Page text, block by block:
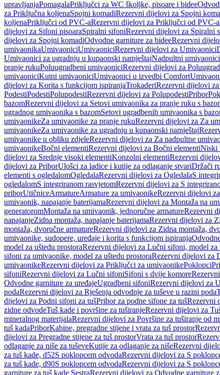
upravljanjaPomagalaPriključci za WC školjke, pisoare i bidee
za Priključna koljenaSpojni komadiRezervni dijelovi za Spojni
koljenaPriključci od PVC-aRezervni dijelovi za Priključci od PVC-a
dijelovi za Sifoni pisoaraSpiralni sifoniRezervni dijelovi za Spiralni
dijelovi za Spojni komadiOdvodne garniture za bideeRezervni
umivaonikaUmivaoniciUmivaoniciRezervni dijelovi za Umivaonici
Umivaonici za ugradnju u kupaonski namještajNadpultni umivaonici
pranje rukuPoluugradbeni umivaoniciRezervni dijelovi za
umivaoniciKutni umivaoniciUmivaonici u izvedbi Comfort
dijelovi za Korita s funkcijom ispiranjaTrokaderiRezervni dijelovi
PodestiPodestiPolupodestiRezervni dijelovi za PolupodestiPribor
bazomRezervni dijelovi za Setovi umivaonika za pranje ruku s
ugradnog umivaonika s bazomSetovi ugradbenih umivaonika s
umivaonikeZa umivaonike za pranje rukuRezervni dijelovi za Za
umivaonikeZa umivaonike za ugradnju u kupaonski namještaj
umivaonike u obliku zdjeleRezervni dijelovi za Za nadpultne
umivaonikeBočni elementiRezervni dijelovi za Bočni elementiNiski
dijelovi za Srednje visoki elementiKonzolni elementiRezervni
dijelovi za PriborUlošci za ladice i kutije za odlaganje stvariDržači
elementi s ogledalomOgledalaRezervni dijelovi za OgledalaS
ogledalomS integriranom rasvjetomRezervni dijelovi za S
priborUtičniceArmatureArmature za umivaonikeRezervni dijelovi
umivaonik, napajanje baterijamaRezervni dijelovi za Montaža na
generatoromMontaža na umivaonik, jednoručne armatureRezervni
napajanjeZidna montaža, napajanje baterijamaRezervni dijelovi za
montaža, dvoručne armatureRezervni dijelovi za Zidna montaža,
umivaonike, sudopere, uređaje i korita s funkcijom ispiranja
model za uštedu prostoraRezervni dijelovi za Lučni sifoni, model za
sifoni za umivaonike, model za uštedu prostoraRezervni dijelovi za
umivaonikeRezervni dijelovi za Priključci za umivaonikePoklopci
sifoniRezervni dijelovi za Lučni sifoniSifoni s dvije komore
Odvodne garniture za uređajeUgradbeni sifoniRezervni dijelovi za
podaRezervni dijelovi za Rješenja odvodnje za tuševe u razini poda
dijelovi za Podni sifoni za tušPribor za podne sifone za tušRezervni
zidne odvodeTuš kade i površine za tuširanjeRezervni dijelovi za
mineralnog materijalaRezervni dijelovi za Površine za tuširanje od
tuš kadaPriborKabine, pregradne stijene i vrata za tuš prostor
dijelovi za Pregradne stijene za tuš prostorVrata za tuš prostor
odlaganje za niše za tuševeKutije za odlaganje za nišeRezervni
za tuš kade, d52S poklopcem odvodaRezervni dijelovi za S
za tuš kade, d90S poklopcem odvodaRezervni dijelovi za S
garniture za tuš kade SestraRezervni dijelovi za Odvodne garniture